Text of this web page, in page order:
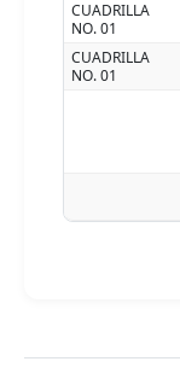
CUADRILLA
NO. 01
CUADRILLA
NO. 01